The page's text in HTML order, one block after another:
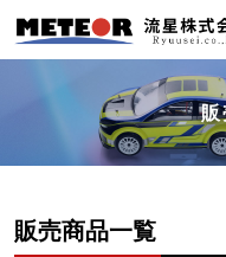
販売商品一覧